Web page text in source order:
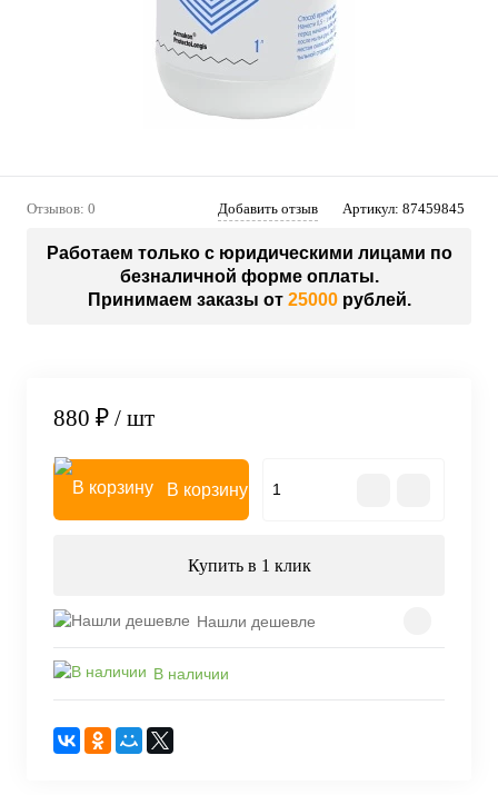
Отзывов: 0 Добавить отзыв Артикул: 87459845
Работаем только с юридическими лицами по
безналичной форме оплаты.
Принимаем заказы от 25000рублей.
880 ₽ / шт
В корзину
Купить в 1 клик
Нашли дешевле
В наличии